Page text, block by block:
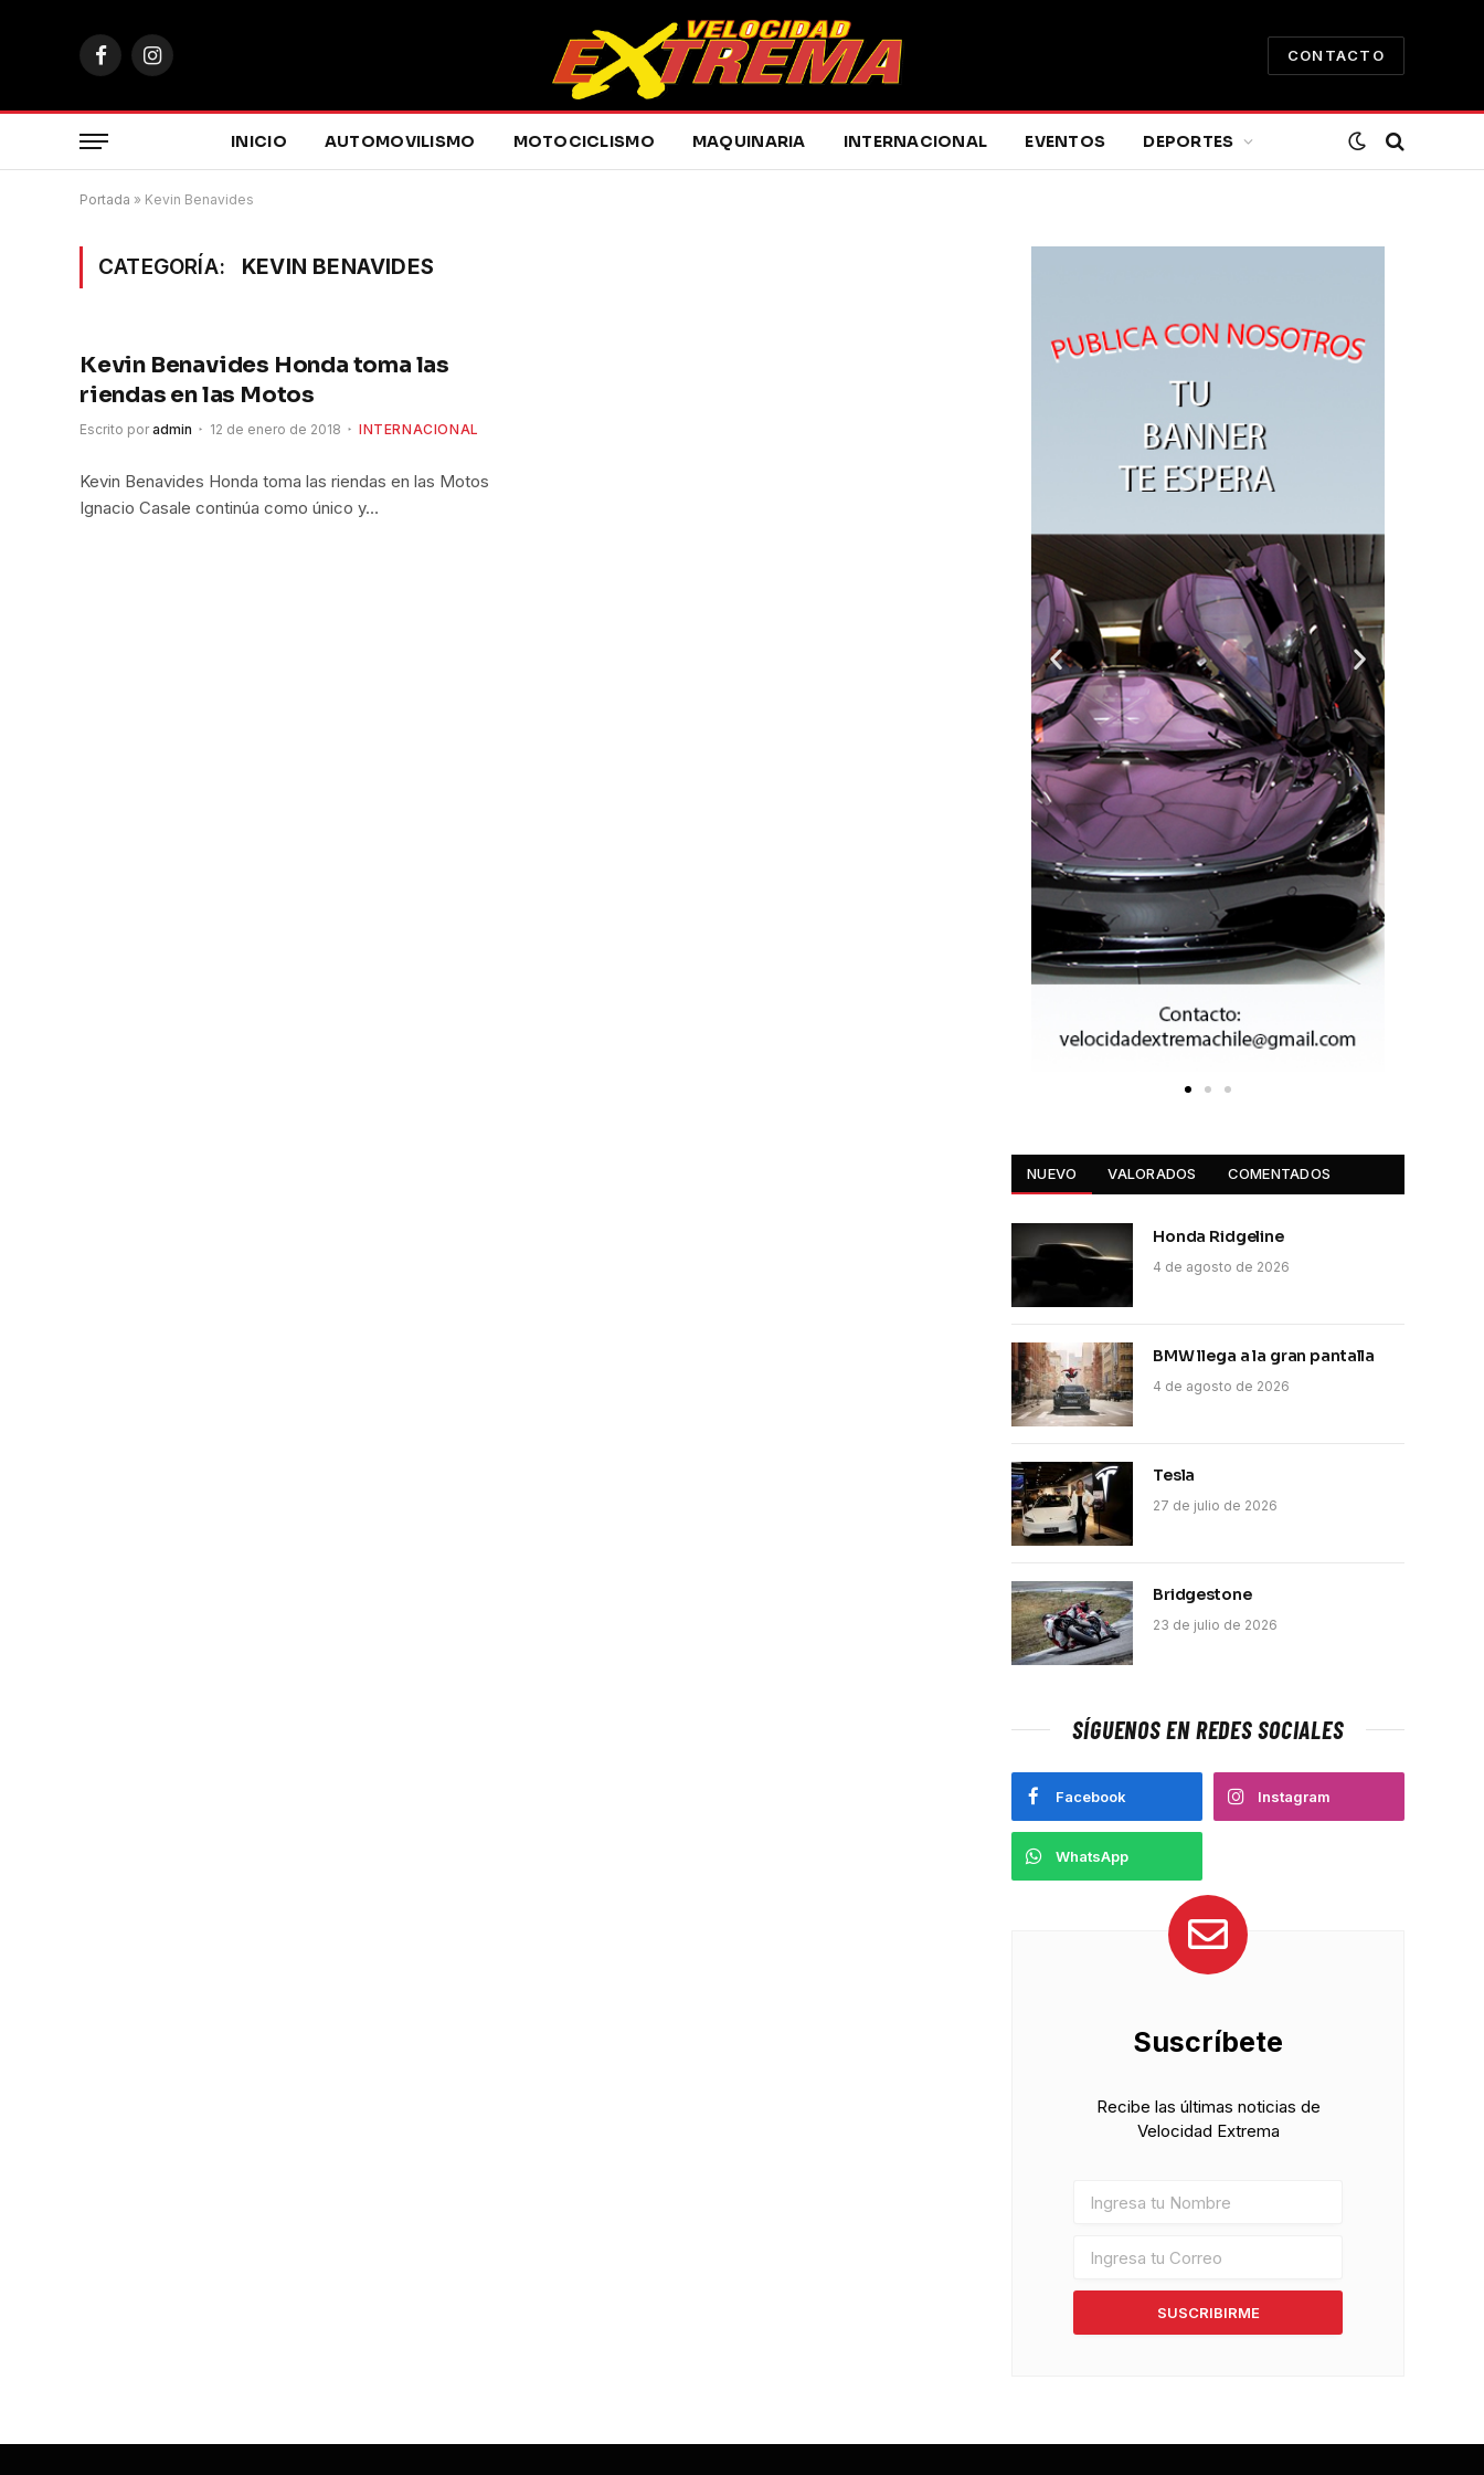
FacebookInstagram
CONTACTO
INICIO AUTOMOVILISMO MOTOCICLISMO MAQUINARIA INTERNACIONAL EVENTOS DEPORTES
Portada » Kevin Benavides
CATEGORÍA: KEVIN BENAVIDES
Kevin Benavides Honda toma las
riendas en las Motos
Escrito por admin 12 de enero de 2018 INTERNACIONAL
Kevin Benavides Honda toma las riendas en las Motos
Ignacio Casale continúa como único y…
NUEVO VALORADOS COMENTADOS
Honda Ridgeline
4 de agosto de 2026
BMW llega a la gran pantalla
4 de agosto de 2026
Tesla
27 de julio de 2026
Bridgestone
23 de julio de 2026
SÍGUENOS EN REDES SOCIALES
Facebook Instagram
WhatsApp
Suscríbete
Recibe las últimas noticias de
Velocidad Extrema
SUSCRIBIRME